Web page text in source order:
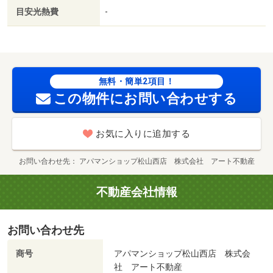
目安光熱費 -
無料・簡単2項目！
この物件にお問い合わせする
お気に入りに追加する
お問い合わせ先 アパマンショップ松山西店 株式会社 アート不動産
不動産会社情報
お問い合わせ先
商号
アパマンショップ松山西店 株式会
社 アート不動産